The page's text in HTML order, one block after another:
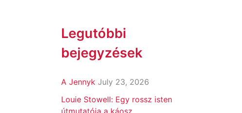
Legutóbbi
bejegyzések
A Jennyk July 23, 2026
Louie Stowell: Egy ​rossz isten